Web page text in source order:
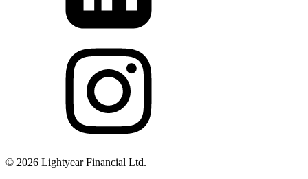
© 2026 Lightyear Financial Ltd.